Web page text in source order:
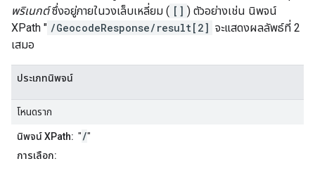
พริเนกต์ซึ่งอยู่ภายในวงเล็บเหลี่ยม ( [] ) ตัวอย่างเช่น นิพจน์
XPath " /GeocodeResponse/result[2] จะแสดงผลลัพธ์ที่ 2
เสมอ
ประเภทนิพจน์
โหนดราก
นิพจน์ XPath: "/"
การเลือก: